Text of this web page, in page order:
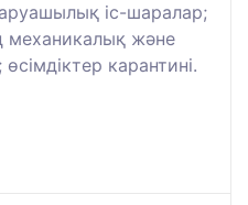
іс-шаралар;
механикалық және
карантині.